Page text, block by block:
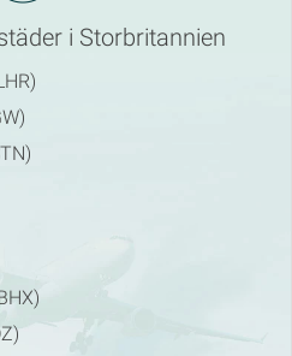
i Storbritannien